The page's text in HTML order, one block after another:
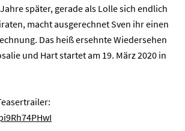
später, gerade als Lolle sich endlich
macht ausgerechnet Sven ihr einen
Das heiß ersehnte Wiedersehen
und Hart startet am 19. März 2020 in